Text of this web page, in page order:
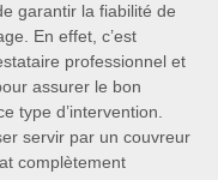
garantir la fiabilité de
En effet, c’est
professionnel et
assurer le bon
type d’intervention.
servir par un couvreur
complètement